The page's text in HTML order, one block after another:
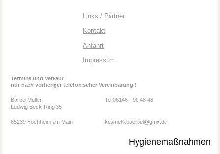
Links / Partner
Kontakt
Anfahrt
Impressum
Termine und Verkauf
nur nach vorheriger telefonischer Vereinbarung !
Bärbel Müller
Tel 06146 - 90 48 48
Ludwig-Beck-Ring 35
65239 Hochheim am Main kosmetikbaerbel@gmx.de
Hygienemaßnahmen